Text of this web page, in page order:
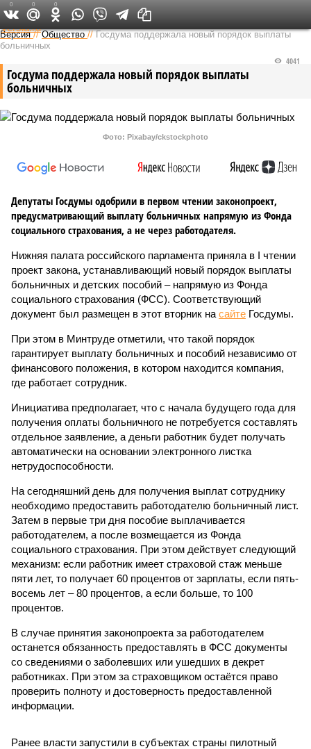
Федеральный выпуск
Версия //Общество //Госдума поддержала новый порядок выплаты
больничных
Госдума поддержала новый порядок выплаты
больничных
4041
Фото: Pixabay/ckstockphoto
Депутаты Госдумы одобрили в первом чтении законопроект,
предусматривающий выплату больничных напрямую из Фонда
социального страхования, а не через работодателя.
Нижняя палата российского парламента приняла в I чтении
проект закона, устанавливающий новый порядок выплаты
больничных и детских пособий – напрямую из Фонда
социального страхования (ФСС). Соответствующий
документ был размещен в этот вторник на сайте Госдумы.
При этом в Минтруде отметили, что такой порядок
гарантирует выплату больничных и пособий независимо от
финансового положения, в котором находится компания,
где работает сотрудник.
Инициатива предполагает, что с начала будущего года для
получения оплаты больничного не потребуется составлять
отдельное заявление, а деньги работник будет получать
автоматически на основании электронного листка
нетрудоспособности.
На сегодняшний день для получения выплат сотруднику
необходимо предоставить работодателю больничный лист.
Затем в первые три дня пособие выплачивается
работодателем, а после возмещается из Фонда
социального страхования. При этом действует следующий
механизм: если работник имеет страховой стаж меньше
пяти лет, то получает 60 процентов от зарплаты, если пять-
восемь лет – 80 процентов, а если больше, то 100
процентов.
В случае принятия законопроекта за работодателем
останется обязанность предоставлять в ФСС документы
со сведениями о заболевших или ушедших в декрет
работниках. При этом за страховщиком остаётся право
проверить полноту и достоверность предоставленной
информации.
Ранее власти запустили в субъектах страны пилотный
0 0 0